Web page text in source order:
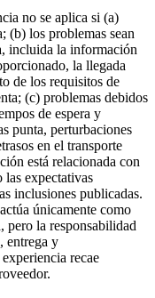
no se aplica si (a)
(b) los problemas sean
incluida la información
la llegada
de los requisitos de
(c) problemas debidos
de espera y
punta, perturbaciones
en el transporte
está relacionada con
expectativas
inclusiones publicadas.
únicamente como
pero la responsabilidad
entrega y
recae